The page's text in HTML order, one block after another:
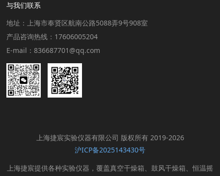
与我们联系
地址：上海市奉贤区航南公路5088弄9号908室
产品咨询热线：17606005204
E-mail：836687701@qq.com
上海捷宸实验仪器有限公司 版权所有 2019-2026
沪ICP备2025143430号
上海捷宸提供各种实验仪器，覆盖真空干燥箱、鼓风干燥箱、恒温摇